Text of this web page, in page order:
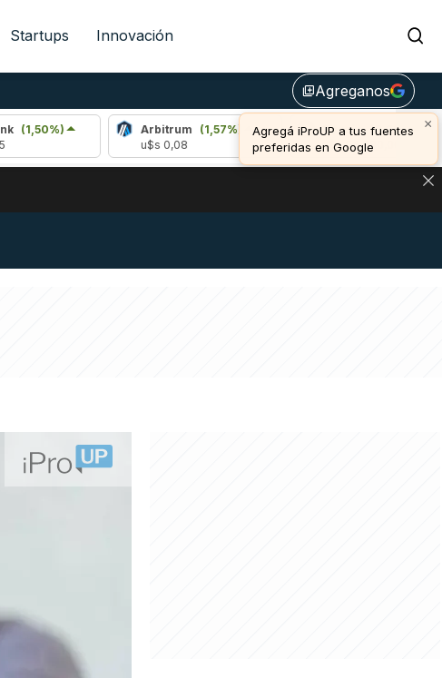
Startups Innovación
library_addAgreganos
×
Agregá iProUP a tus fuentes
preferidas en Google
Arbitrum
(1,57%)
Bitcoin
(0,20%)
u$s 64.980,00
IMPACTO EN BITCOIN, DÓLAR CRIPTO Y EXCHANGES